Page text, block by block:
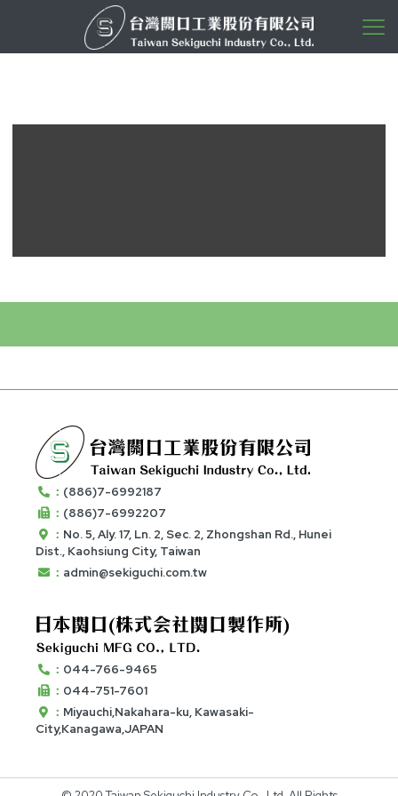
： (886)7-6992187
： (886)7-6992207
： No. 5, Aly. 17, Ln. 2, Sec. 2, Zhongshan Rd., Hunei
Dist., Kaohsiung City, Taiwan
： admin@sekiguchi.com.tw
： 044-766-9465
： 044-751-7601
： Miyauchi,Nakahara-ku, Kawasaki-
City,Kanagawa,JAPAN